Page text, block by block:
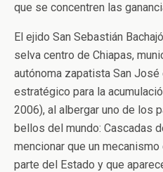
que se concentren las
El ejido San Sebastián
selva centro de Chiapas,
autónoma zapatista San José
estratégico para la
2006), al albergar uno de los
bellos del mundo: Cascadas
mencionar que un
parte del Estado y que